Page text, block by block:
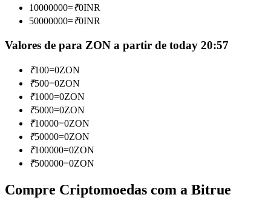
Informação
Análise de big data, incluindo informações comerciais, etc.
10000000=₹0INR
50000000=₹0INR
Valores de para ZON a partir de today 20:57
₹100=0ZON
₹500=0ZON
₹1000=0ZON
₹5000=0ZON
₹10000=0ZON
₹50000=0ZON
₹100000=0ZON
₹500000=0ZON
Compre Criptomoedas com a Bitrue